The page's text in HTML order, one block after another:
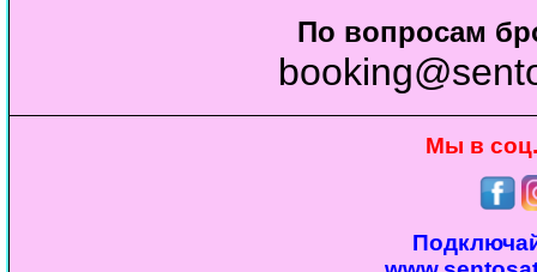
По вопросам
Мы в